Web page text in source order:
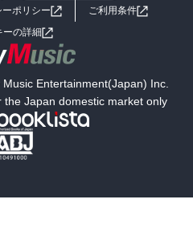
小説
海外小説
SF
文学
ポリシー
ご利用条件
ーの詳細
Entertainment(Japan) Inc.
Japan domestic market only